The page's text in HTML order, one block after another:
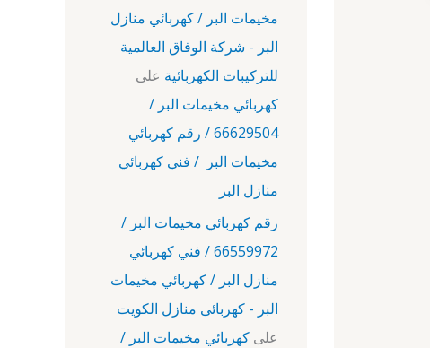
مخيمات البر / كهربائي منازل
البر - شركة الوفاق العالمية
للتركيبات الكهربائية على
كهربائي مخيمات البر /
66629504 / رقم كهربائي
مخيمات البر / فني كهربائي
منازل البر
رقم كهربائي مخيمات البر /
66559972 / فني كهربائي
منازل البر / كهربائي مخيمات
البر - كهربائى منازل الكويت
على كهربائي مخيمات البر /